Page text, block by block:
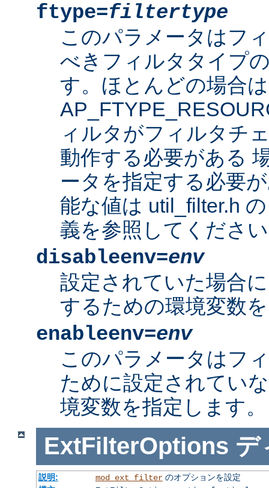
ftype=filtertype
このパラメータはフ
べきフィルタタイプ
す。ほとんどの場合
ィルタがフィルタチ
動作する必要がある
ータを指定する必要
能な値は util_filter.h
義を参照してくださ
disableenv=env
設定されていた場合
するための環境変数
enableenv=env
このパラメータはフ
ために設定されてい
境変数を指定します。
ExtFilterOptions デ
説明: mod_ext_filterのオプションを設定